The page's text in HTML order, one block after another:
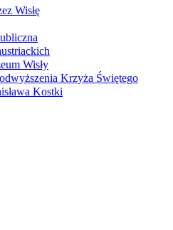
Wisłę
Wisły
Krzyża Świętego
Kostki